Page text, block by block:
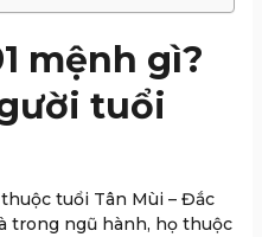
mệnh gì?
tuổi
tuổi Tân Mùi – Đắc
trong ngũ hành, họ thuộc